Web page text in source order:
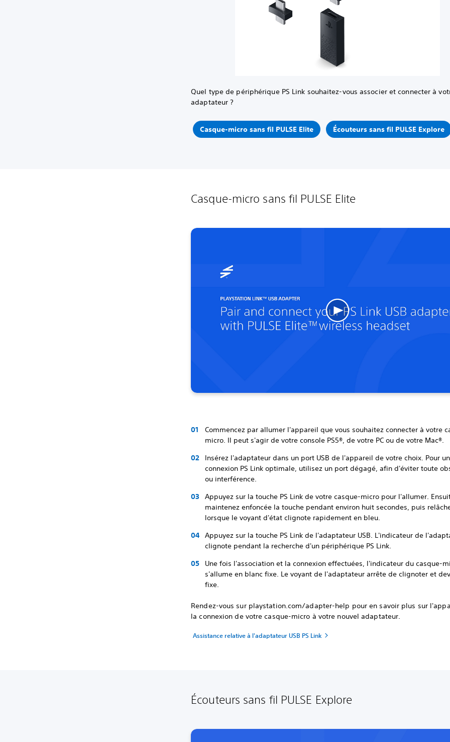
Quel type de périphérique PS Link souhaitez-vous associer et connecter à
adaptateur ?
Casque-micro sans fil PULSE Elite Écouteurs sans fil PULSE Explore
Casque-micro sans fil PULSE Elite
Commencez par allumer l'appareil que vous souhaitez connecter à votre
micro. Il peut s'agir de votre console PS5®, de votre PC ou de votre Mac®.
Insérez l'adaptateur dans un port USB de l'appareil de votre choix. Pour
connexion PS Link optimale, utilisez un port dégagé, afin d'éviter toute
ou interférence.
Appuyez sur la touche PS Link de votre casque-micro pour l'allumer.
maintenez enfoncée la touche pendant environ huit secondes, puis
lorsque le voyant d'état clignote rapidement en bleu.
Appuyez sur la touche PS Link de l'adaptateur USB. L'indicateur de
clignote pendant la recherche d'un périphérique PS Link.
Une fois l'association et la connexion effectuées, l'indicateur du casque-
s'allume en blanc fixe. Le voyant de l'adaptateur arrête de clignoter et
fixe.
Rendez-vous sur playstation.com/adapter-help pour en savoir plus sur
la connexion de votre casque-micro à votre nouvel adaptateur.
Assistance relative à l'adaptateur USB PS Link
Écouteurs sans fil PULSE Explore